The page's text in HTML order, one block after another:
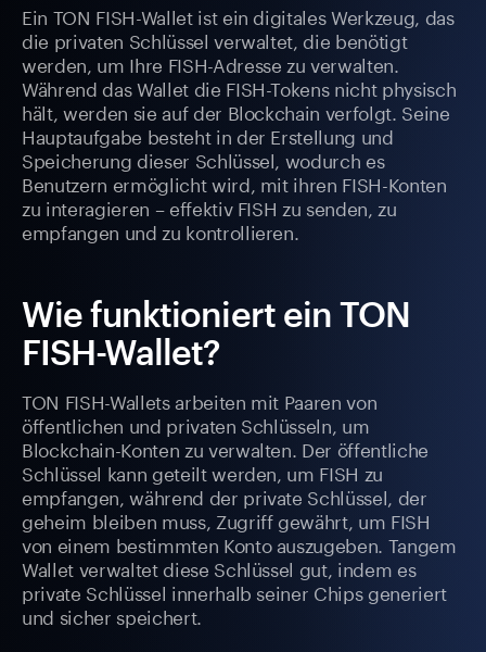
Ein TON FISH-Wallet ist ein digitales Werkzeug, das
die privaten Schlüssel verwaltet, die benötigt
werden, um Ihre FISH-Adresse zu verwalten.
Während das Wallet die FISH-Tokens nicht physisch
hält, werden sie auf der Blockchain verfolgt. Seine
Hauptaufgabe besteht in der Erstellung und
Speicherung dieser Schlüssel, wodurch es
Benutzern ermöglicht wird, mit ihren FISH-Konten
zu interagieren – effektiv FISH zu senden, zu
empfangen und zu kontrollieren.
Wie funktioniert ein TON
FISH-Wallet?
TON FISH-Wallets arbeiten mit Paaren von
öffentlichen und privaten Schlüsseln, um
Blockchain-Konten zu verwalten. Der öffentliche
Schlüssel kann geteilt werden, um FISH zu
empfangen, während der private Schlüssel, der
geheim bleiben muss, Zugriff gewährt, um FISH
von einem bestimmten Konto auszugeben. Tangem
Wallet verwaltet diese Schlüssel gut, indem es
private Schlüssel innerhalb seiner Chips generiert
und sicher speichert.